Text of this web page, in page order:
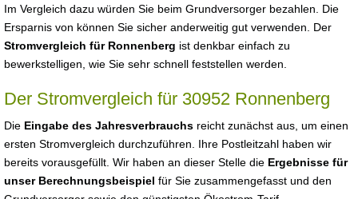
Im Vergleich dazu würden Sie beim Grundversorger bezahlen. Die
Ersparnis von können Sie sicher anderweitig gut verwenden. Der
Stromvergleich für Ronnenberg ist denkbar einfach zu
bewerkstelligen, wie Sie sehr schnell feststellen werden.
Der Stromvergleich für 30952 Ronnenberg
Die Eingabe des Jahresverbrauchs reicht zunächst aus, um einen
ersten Stromvergleich durchzuführen. Ihre Postleitzahl haben wir
bereits vorausgefüllt. Wir haben an dieser Stelle die Ergebnisse für
unser Berechnungsbeispiel für Sie zusammengefasst und den